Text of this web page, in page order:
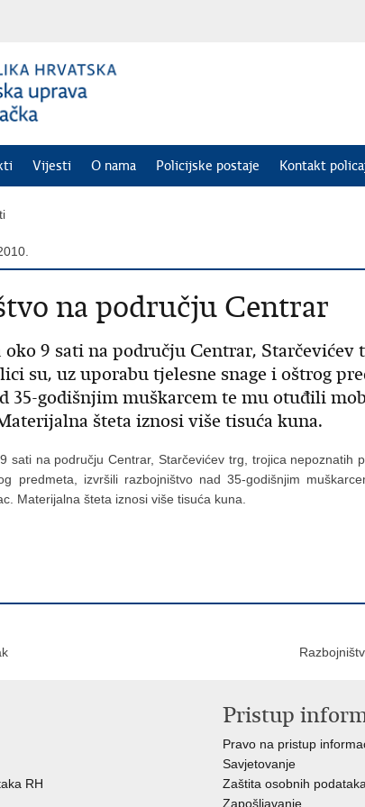
Vijesti O nama Policijske postaje Kontakt
na području Centrar
oko 9 sati na području Centrar,
su, uz uporabu tjelesne snage i oštrog
35-godišnjim muškarcem te mu otuđili
šteta iznosi više tisuća kuna.
sati na području Centrar, Starčevićev trg, trojica nepoznatih
predmeta, izvršili razbojništvo nad 35-godišnjim
Materijalna šteta iznosi više tisuća kuna.
RH
Pristup
Pravo na pristup
Savjetovanje
Zaštita osobnih podataka
Zapošljavanje